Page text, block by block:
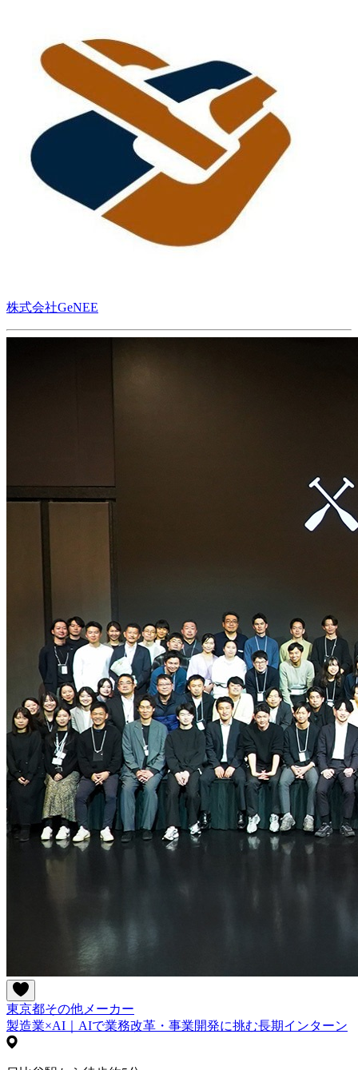
株式会社GeNEE
東京都その他 メーカー
製造業×AI｜AIで業務改革・事業開発に挑む長期インターン